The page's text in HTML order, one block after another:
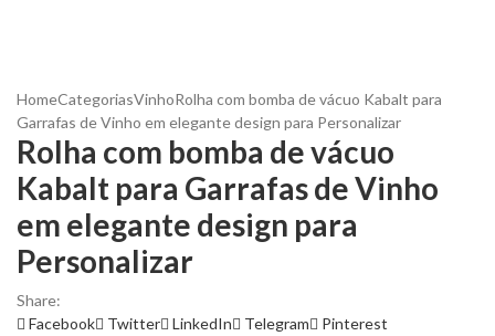
HomeCategoriasVinhoRolha com bomba de vácuo Kabalt para
Garrafas de Vinho em elegante design para Personalizar
Rolha com bomba de vácuo
Kabalt para Garrafas de Vinho
em elegante design para
Personalizar
Share:
Facebook
Twitter LinkedIn Telegram
Pinterest